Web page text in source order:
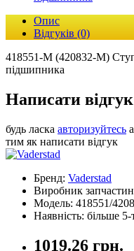
Опис
Відгуків (0)
418551-М (420832-M)
підшипника
Написати відгук
будь ласка авторизуйтесь
тим як написати відгук
Бренд: Vaderstad
Виробник
Модель: 418551/
Наявність: більше 5-
1019.26 грн.